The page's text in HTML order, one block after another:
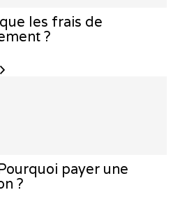
les frais de
?
payer une
?